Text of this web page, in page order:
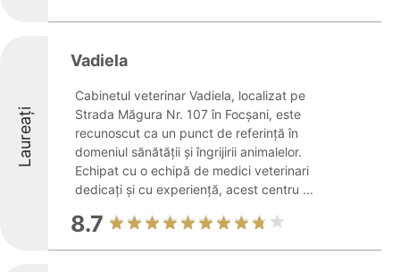
Laureați
Vadiela
Cabinetul veterinar Vadiela, localizat pe
Strada Măgura Nr. 107 în Focșani, este
recunoscut ca un punct de referință în
domeniul sănătății și îngrijirii animalelor.
Echipat cu o echipă de medici veterinari
dedicați și cu experiență, acest centru ...
8.7